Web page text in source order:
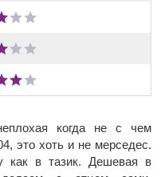
когда не с чем
это хоть и не мерседес.
как в тазик. Дешевая в